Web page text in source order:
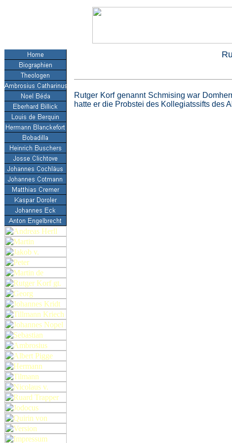
Rutger Korf genannt Schmising war
hatte er die Probstei des Kollegiatssifts des